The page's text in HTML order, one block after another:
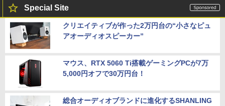
Special Site
クリエイティブが作った2万円台の“小さなピュ
アオーディオスピーカー”
マウス、RTX 5060 Ti搭載ゲーミングPCが7万
5,000円オフで30万円台！
総合オーディオブランドに進化するSHANLING